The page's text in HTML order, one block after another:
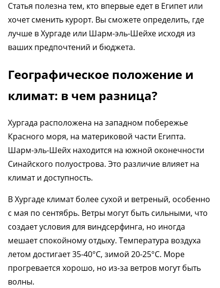
Статья полезна тем, кто впервые едет в Египет или
хочет сменить курорт. Вы сможете определить, где
лучше в Хургаде или Шарм-эль-Шейхе исходя из
ваших предпочтений и бюджета.
Географическое положение и
климат: в чем разница?
Хургада расположена на западном побережье
Красного моря, на материковой части Египта.
Шарм-эль-Шейх находится на южной оконечности
Синайского полуострова. Это различие влияет на
климат и доступность.
В Хургаде климат более сухой и ветреный, особенно
с мая по сентябрь. Ветры могут быть сильными, что
создает условия для виндсерфинга, но иногда
мешает спокойному отдыху. Температура воздуха
летом достигает 35-40°C, зимой 20-25°C. Море
прогревается хорошо, но из-за ветров могут быть
волны.